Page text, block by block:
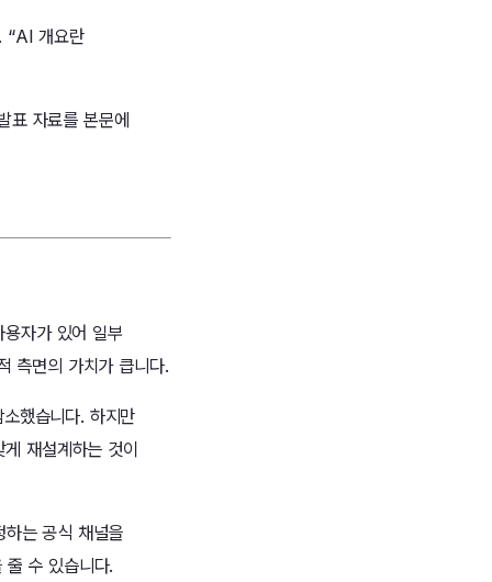
“AI 개요란
자료를 본문에
자가 있어 일부
측면의 가치가 큽니다.
했습니다. 하지만
재설계하는 것이
는 공식 채널을
줄 수 있습니다.